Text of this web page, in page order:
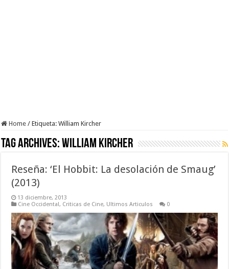
Home / Etiqueta:William Kircher
Tag Archives:William Kircher
Reseña: ‘El Hobbit: La desolación de Smaug’
(2013)
13 diciembre, 2013
Cine Occidental, Criticas de Cine, Ultimos Articulos 0